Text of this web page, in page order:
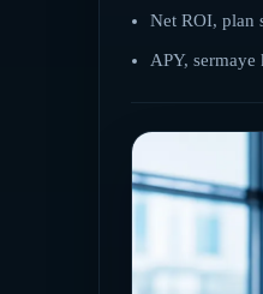
Net ROI, plan
APY, sermaye